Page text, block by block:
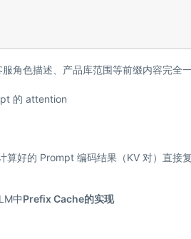
角色描述、产品库范围等前缀内容完全
的 attention
算好的 Prompt 编码结果（KV 对）直接
中Prefix Cache的实现